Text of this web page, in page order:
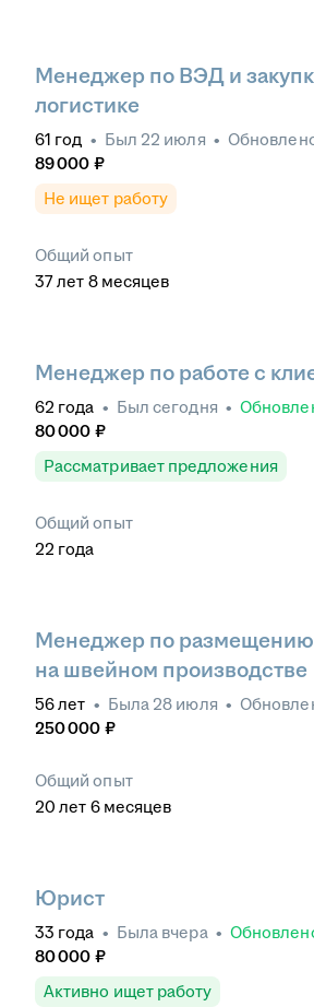
Менеджер по ВЭД и
логистике
61 год • Был 22 июля •
89 000 ₽
Не ищет работу
Общий опыт
37лет 8 месяцев
Менеджер по работе с
62 года • Был сегодня •
80 000 ₽
Рассматривает предложения
Общий опыт
22 года
Менеджер по размещению
на швейном производстве
56лет • Была 28 июля •
250 000 ₽
Общий опыт
20 лет 6 месяцев
Юрист
33 года • Была вчера •
80 000 ₽
Активно ищет работу